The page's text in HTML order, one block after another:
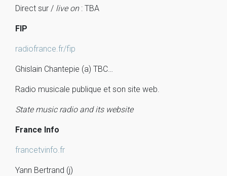
Direct sur / live on: TBA
FIP
radiofrance.fr/fip
Ghislain Chantepie (a) TBC…
Radio musicale publique et son site web.
State music radio and its website
France Info
francetvinfo.fr
Yann Bertrand (j)